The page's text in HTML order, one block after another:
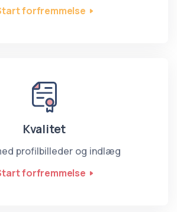
forfremmelse
Kvalitet
profilbilleder og indlæg
forfremmelse